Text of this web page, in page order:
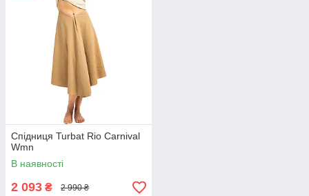
Спідниця Turbat Rio Carnival
Wmn
В наявності
2 093 ₴ 2 990 ₴